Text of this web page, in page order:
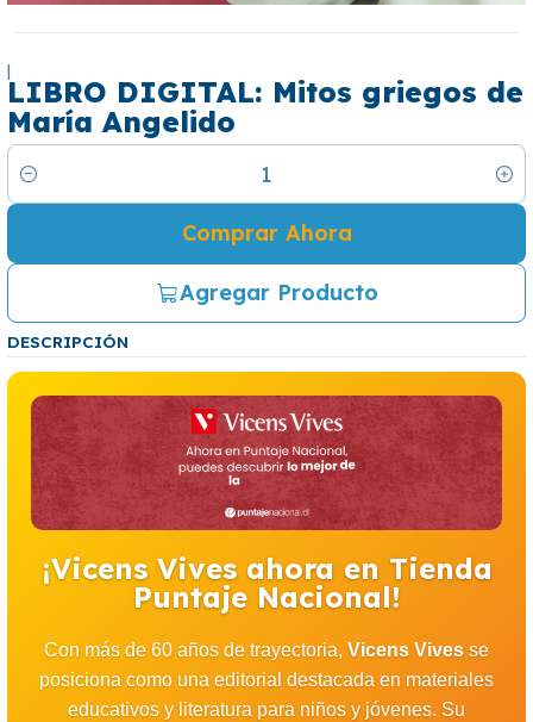
|
LIBRO DIGITAL: Mitos griegos de
María Angelido
Cantidad
Agregar Producto
Comprar Ahora
DESCRIPCIÓN
¡Vicens Vives ahora en Tienda
Puntaje Nacional!
Con más de 60 años de trayectoria, Vicens Vives se
posiciona como una editorial destacada en materiales
educativos y literatura para niños y jóvenes. Su